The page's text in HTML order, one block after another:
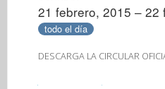
21 febrero, 2015 – 22
todo el día
DESCARGA LA CIRCULAR